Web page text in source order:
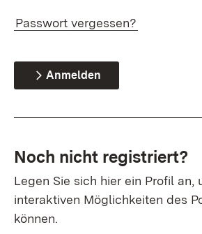
Passwort vergessen?
Anmelden
Noch nicht registriert?
Legen Sie sich hier ein Profil an,
interaktiven Möglichkeiten des
können.